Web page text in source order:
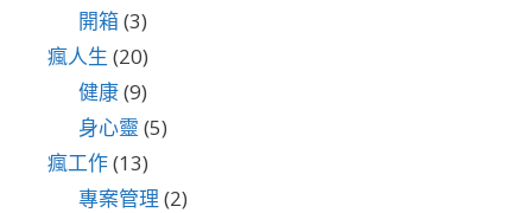
開箱(3)
瘋人生 (20)
健康(9)
身心靈 (5)
瘋工作(13)
專案管理 (2)